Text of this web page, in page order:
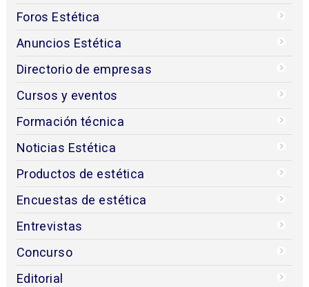
Foros Estética
Anuncios Estética
Directorio de empresas
Cursos y eventos
Formación técnica
Noticias Estética
Productos de estética
Encuestas de estética
Entrevistas
Concurso
Editorial